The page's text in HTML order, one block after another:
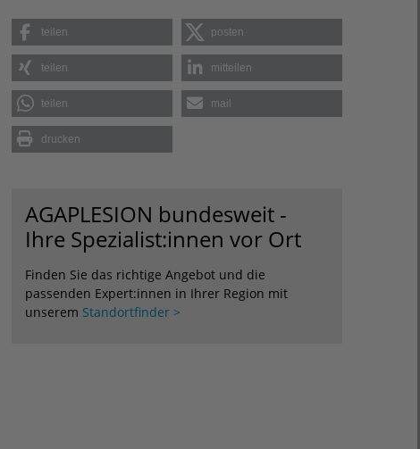
teilen posten
teilen mitteilen
teilen mail
drucken
AGAPLESION bundesweit -
Ihre Spezialist:innen vor Ort
Finden Sie das richtige Angebot und die
passenden Expert:innen in Ihrer Region mit
unserem Standortfinder >